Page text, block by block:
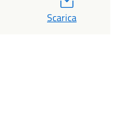
Scarica